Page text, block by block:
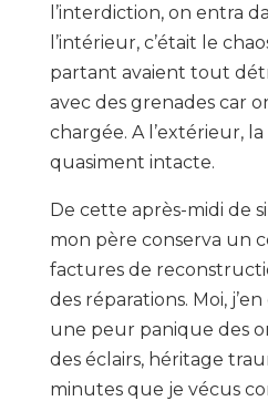
l’interdiction, on entra
l’intérieur, c’était le
partant avaient tout
avec des grenades car
chargée. A l’extérieur,
quasiment intacte.
De cette après-midi de
mon père conserva un
factures de
des réparations. Moi,
une peur panique des
des éclairs, héritage
minutes que je vécus